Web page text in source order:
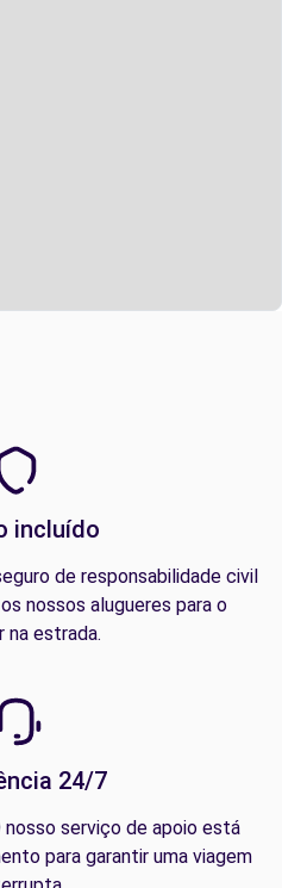
incluído
de responsabilidade civil
nossos alugueres para o
na estrada.
24/7
nosso serviço de apoio está
para garantir uma viagem